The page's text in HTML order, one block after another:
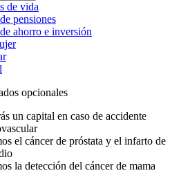
de vida
pensiones
ahorro e inversión
opcionales
un capital en caso de accidente
el cáncer de próstata y el infarto de
la detección del cáncer de mama